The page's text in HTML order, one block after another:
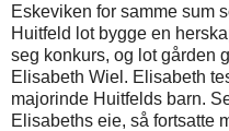
Eskeviken for samme sum
Huitfeld lot bygge en
seg konkurs, og lot gården
Elisabeth Wiel. Elisabeth
majorinde Huitfelds barn.
Elisabeths eie, så fortsatte